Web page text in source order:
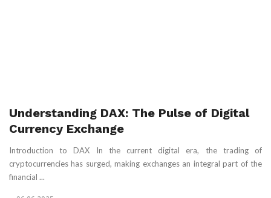
Understanding DAX: The Pulse of Digital
Currency Exchange
Introduction to DAX In the current digital era, the trading of
cryptocurrencies has surged, making exchanges an integral part of the
financial ...